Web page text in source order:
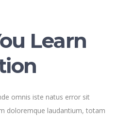
Learn
omnis iste natus error sit
doloremque laudantium, totam